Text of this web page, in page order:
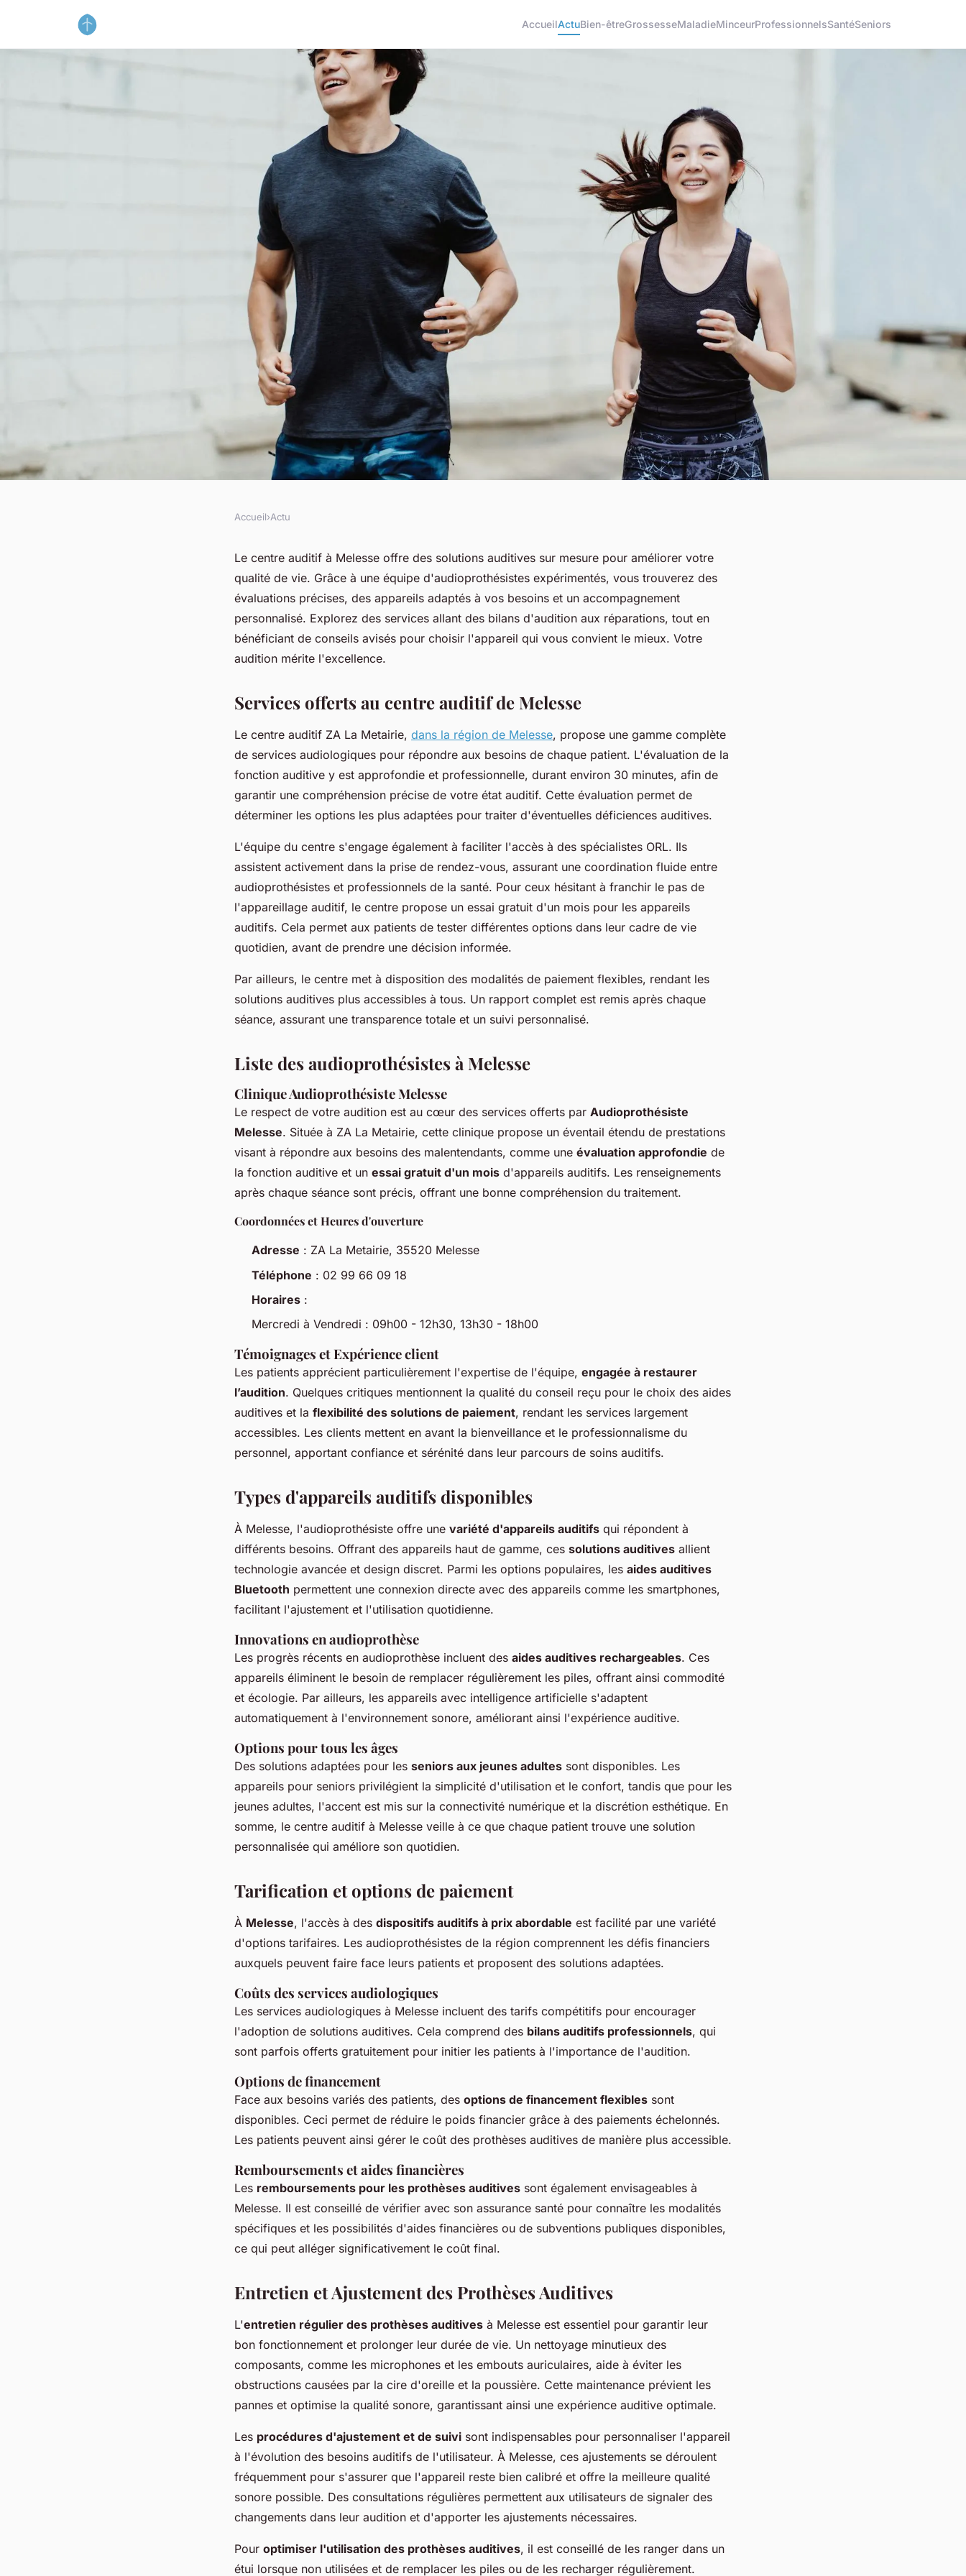
AccueilActuBien-êtreGrossesseMaladieMinceurProfessionnelsSantéSeniors
Découvrez le centre auditif à melesse :
solutions auditives efficaces
Accueil›Actu
Le centre auditif à Melesse offre des solutions auditives sur mesure pour améliorer votre
qualité de vie. Grâce à une équipe d'audioprothésistes expérimentés, vous trouverez des
évaluations précises, des appareils adaptés à vos besoins et un accompagnement
personnalisé. Explorez des services allant des bilans d'audition aux réparations, tout en
bénéficiant de conseils avisés pour choisir l'appareil qui vous convient le mieux. Votre
audition mérite l'excellence.
Services offerts au centre auditif de Melesse
Le centre auditif ZA La Metairie, dans la région de Melesse, propose une gamme complète
de services audiologiques pour répondre aux besoins de chaque patient. L'évaluation de la
fonction auditive y est approfondie et professionnelle, durant environ 30 minutes, afin de
garantir une compréhension précise de votre état auditif. Cette évaluation permet de
déterminer les options les plus adaptées pour traiter d'éventuelles déficiences auditives.
L'équipe du centre s'engage également à faciliter l'accès à des spécialistes ORL. Ils
assistent activement dans la prise de rendez-vous, assurant une coordination fluide entre
audioprothésistes et professionnels de la santé. Pour ceux hésitant à franchir le pas de
l'appareillage auditif, le centre propose un essai gratuit d'un mois pour les appareils
auditifs. Cela permet aux patients de tester différentes options dans leur cadre de vie
quotidien, avant de prendre une décision informée.
Par ailleurs, le centre met à disposition des modalités de paiement flexibles, rendant les
solutions auditives plus accessibles à tous. Un rapport complet est remis après chaque
séance, assurant une transparence totale et un suivi personnalisé.
Liste des audioprothésistes à Melesse
Clinique Audioprothésiste Melesse
Le respect de votre audition est au cœur des services offerts par Audioprothésiste
Melesse. Située à ZA La Metairie, cette clinique propose un éventail étendu de prestations
visant à répondre aux besoins des malentendants, comme une évaluation approfondie de
la fonction auditive et un essai gratuit d'un mois d'appareils auditifs. Les renseignements
après chaque séance sont précis, offrant une bonne compréhension du traitement.
Coordonnées et Heures d'ouverture
Adresse : ZA La Metairie, 35520 Melesse
Téléphone : 02 99 66 09 18
Horaires :
Mercredi à Vendredi : 09h00 - 12h30, 13h30 - 18h00
Témoignages et Expérience client
Les patients apprécient particulièrement l'expertise de l'équipe, engagée à restaurer
l’audition. Quelques critiques mentionnent la qualité du conseil reçu pour le choix des aides
auditives et la flexibilité des solutions de paiement, rendant les services largement
accessibles. Les clients mettent en avant la bienveillance et le professionnalisme du
personnel, apportant confiance et sérénité dans leur parcours de soins auditifs.
Types d'appareils auditifs disponibles
À Melesse, l'audioprothésiste offre une variété d'appareils auditifs qui répondent à
différents besoins. Offrant des appareils haut de gamme, ces solutions auditives allient
technologie avancée et design discret. Parmi les options populaires, les aides auditives
Bluetooth permettent une connexion directe avec des appareils comme les smartphones,
facilitant l'ajustement et l'utilisation quotidienne.
Innovations en audioprothèse
Les progrès récents en audioprothèse incluent des aides auditives rechargeables. Ces
appareils éliminent le besoin de remplacer régulièrement les piles, offrant ainsi commodité
et écologie. Par ailleurs, les appareils avec intelligence artificielle s'adaptent
automatiquement à l'environnement sonore, améliorant ainsi l'expérience auditive.
Options pour tous les âges
Des solutions adaptées pour les seniors aux jeunes adultes sont disponibles. Les
appareils pour seniors privilégient la simplicité d'utilisation et le confort, tandis que pour les
jeunes adultes, l'accent est mis sur la connectivité numérique et la discrétion esthétique. En
somme, le centre auditif à Melesse veille à ce que chaque patient trouve une solution
personnalisée qui améliore son quotidien.
Tarification et options de paiement
À Melesse, l'accès à des dispositifs auditifs à prix abordable est facilité par une variété
d'options tarifaires. Les audioprothésistes de la région comprennent les défis financiers
auxquels peuvent faire face leurs patients et proposent des solutions adaptées.
Coûts des services audiologiques
Les services audiologiques à Melesse incluent des tarifs compétitifs pour encourager
l'adoption de solutions auditives. Cela comprend des bilans auditifs professionnels, qui
sont parfois offerts gratuitement pour initier les patients à l'importance de l'audition.
Options de financement
Face aux besoins variés des patients, des options de financement flexibles sont
disponibles. Ceci permet de réduire le poids financier grâce à des paiements échelonnés.
Les patients peuvent ainsi gérer le coût des prothèses auditives de manière plus accessible.
Remboursements et aides financières
Les remboursements pour les prothèses auditives sont également envisageables à
Melesse. Il est conseillé de vérifier avec son assurance santé pour connaître les modalités
spécifiques et les possibilités d'aides financières ou de subventions publiques disponibles,
ce qui peut alléger significativement le coût final.
Entretien et Ajustement des Prothèses Auditives
L'entretien régulier des prothèses auditives à Melesse est essentiel pour garantir leur
bon fonctionnement et prolonger leur durée de vie. Un nettoyage minutieux des
composants, comme les microphones et les embouts auriculaires, aide à éviter les
obstructions causées par la cire d'oreille et la poussière. Cette maintenance prévient les
pannes et optimise la qualité sonore, garantissant ainsi une expérience auditive optimale.
Les procédures d'ajustement et de suivi sont indispensables pour personnaliser l'appareil
à l'évolution des besoins auditifs de l'utilisateur. À Melesse, ces ajustements se déroulent
fréquemment pour s'assurer que l'appareil reste bien calibré et offre la meilleure qualité
sonore possible. Des consultations régulières permettent aux utilisateurs de signaler des
changements dans leur audition et d'apporter les ajustements nécessaires.
Pour optimiser l'utilisation des prothèses auditives, il est conseillé de les ranger dans un
étui lorsque non utilisées et de remplacer les piles ou de les recharger régulièrement.